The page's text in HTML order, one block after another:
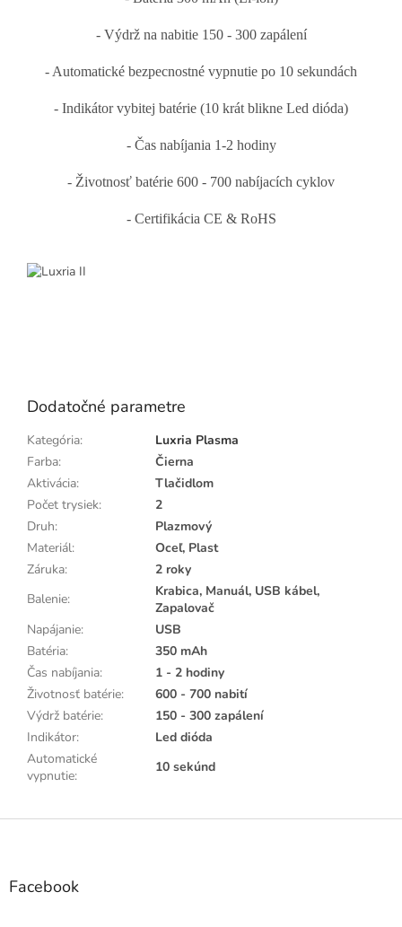
- Výdrž na nabitie 150 - 300 zapálení
- Automatické bezpecnostné vypnutie po 10 sekundách
- Indikátor vybitej batérie (10 krát blikne Led dióda)
- Čas nabíjania 1-2 hodiny
- Životnosť batérie 600 - 700 nabíjacích cyklov
- Certifikácia CE & RoHS
Dodatočné parametre
Kategória:
Luxria Plasma
Farba:
Čierna
Aktivácia:
Tlačidlom
Počet trysiek:
2
Druh:
Plazmový
Materiál:
Oceľ, Plast
Záruka:
2 roky
Balenie:
Krabica, Manuál, USB kábel,
Zapalovač
Napájanie:
USB
Batéria:
350 mAh
Čas nabíjania:
1 - 2 hodiny
Životnosť batérie:
600 - 700 nabití
Výdrž batérie:
150 - 300 zapálení
Indikátor:
Led dióda
Automatické
vypnutie:
10 sekúnd
Z
Facebook